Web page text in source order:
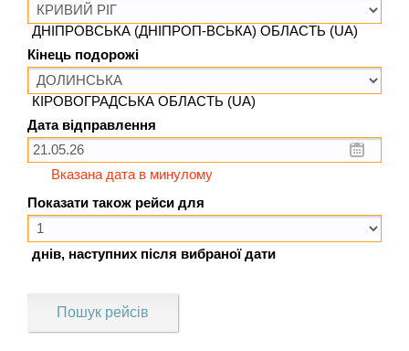
ДНІПРОВСЬКА (ДНІПРОП-ВСЬКА) ОБЛАСТЬ (UA)
Кінець подорожі
КІРОВОГРАДСЬКА ОБЛАСТЬ (UA)
Дата відправлення
Вказана дата в минулому
Показати також рейси для
днів, наступних після вибраної дати
Пошук рейсів